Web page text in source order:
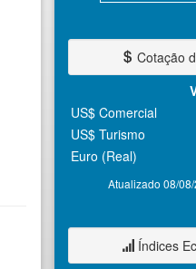
Cotação
Atualizado 08/
US$ Comercial
US$ Turismo
Euro (Real)
Índices